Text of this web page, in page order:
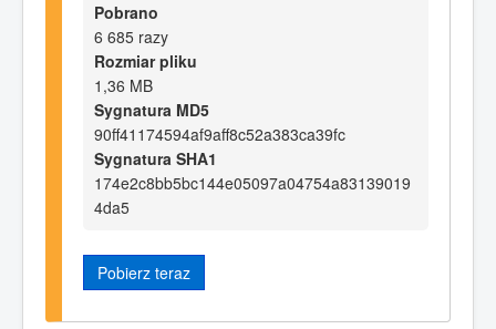
Pobrano
6 685 razy
Rozmiar pliku
1,36 MB
Sygnatura MD5
90ff41174594af9aff8c52a383ca39fc
Sygnatura SHA1
174e2c8bb5bc144e05097a04754a83139019
4da5
Pobierz teraz